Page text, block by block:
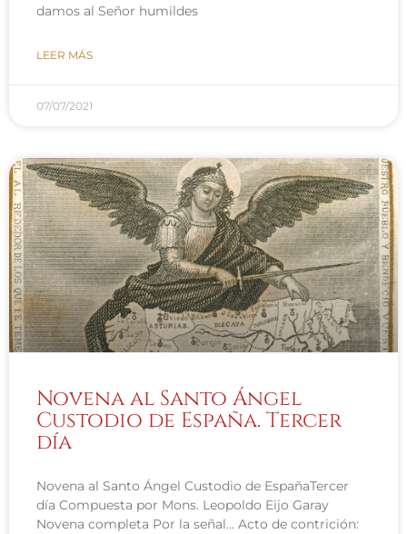
damos al Señor humildes
LEER MÁS
07/07/2021
Novena al Santo Ángel
Custodio de España. Tercer
día
Novena al Santo Ángel Custodio de EspañaTercer
día Compuesta por Mons. Leopoldo Eijo Garay
Novena completa Por la señal… Acto de contrición: